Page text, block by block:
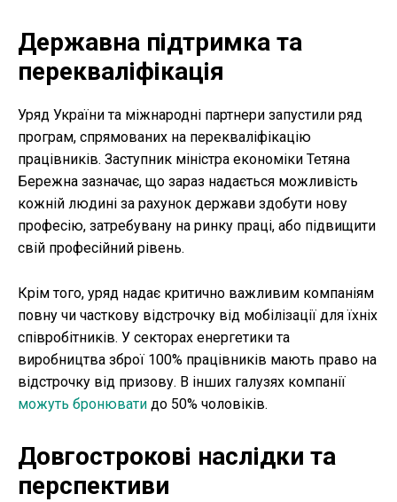
Державна підтримка та
перекваліфікація
Уряд України та міжнародні партнери запустили ряд
програм, спрямованих на перекваліфікацію
працівників. Заступник міністра економіки Тетяна
Бережна зазначає, що зараз надається можливість
кожній людині за рахунок держави здобути нову
професію, затребувану на ринку праці, або підвищити
свій професійний рівень.
Крім того, уряд надає критично важливим компаніям
повну чи часткову відстрочку від мобілізації для їхніх
співробітників. У секторах енергетики та
виробництва зброї 100% працівників мають право на
відстрочку від призову. В інших галузях компанії
можуть бронювати до 50% чоловіків.
Довгострокові наслідки та
перспективи